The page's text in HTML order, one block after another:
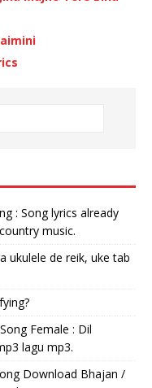
: Song lyrics already
music.
ukulele de reik, uke tab
Female : Dil
lagu mp3.
Download Bhajan /